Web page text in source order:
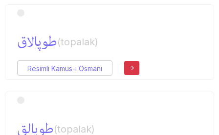
طوپالاق(topalak)
Resimli Kamus-ı Osmani
طوپالق(topalak)